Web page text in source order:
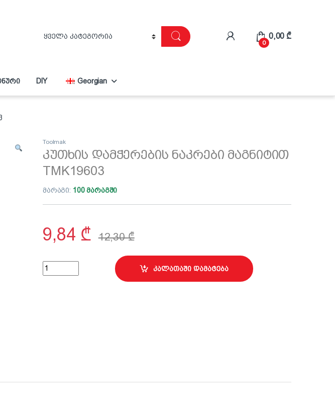
0
0,00 ₾
DIY Georgian
Toolmak
კუთხის დამჭერების ნაკრები მაგნიტით
TMK19603
მარაგი: 100 მარაგში
9,84 ₾ 12,30₾
კუთხის დამჭერების ნაკრები მაგნიტით TMK19603 quantity
კალათაში დამატება